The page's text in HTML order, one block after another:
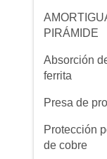
PIRÁMIDE
Absorción
ferrita
Presa de
Protección
de cobre